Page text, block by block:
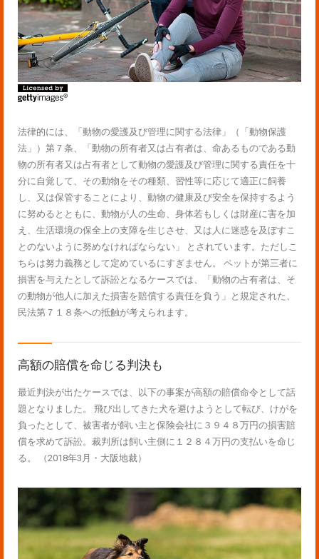
法律的には、「動物の愛護及び管理に関する法律」（「動物保護
法」）第７条、「動物の所有者又は占有者は、命あるものである動
物の所有者又は占有者として動物の愛護及び管理に関する責任を十
分に自覚して、その動物をその種類、習性等に応じて適正に飼養
し、又は保管することにより、動物の健康及び安全を保持するよう
に努めるとともに、動物が人の生命、身体若もしくは財産に害を加
え、生活環境の保全上の支障を生じさせ、又は人に迷惑を及ぼすこ
とのないように努めなければならない」 とされています。ただしこ
ちらは努力義務として定めているにすぎません。 ペットが第三者に
損害を与えたとして訴訟となるケースでは、「動物の占有者は、そ
の動物が他人に加えた損害を賠償する責任を負う」と規定された、
民法第７１８条への抵触が考えられます。
高額の賠償を命じる判決も
最近判決が出たケースでは、以下の事案が高額の賠償命令として話
題となりました。 飛び出してきた犬を避けようとして転び、けがを
負ったとして、被害者が飼い主と保険会社に３９４８万円の損害賠
償を求めて訴訟。裁判所は飼い主側に１２８４万円の支払いを命じ
る。 （2018年3月・大阪地裁）